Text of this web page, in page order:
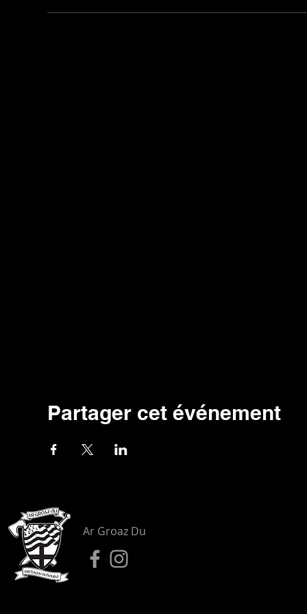
Partager cet événement
Ar Groaz Du